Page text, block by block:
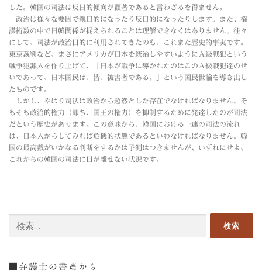
した。韓国の司法は反日的傾向が顕著であると言わざるを得ません。
政治は様々な要因で親日的になったり反日的になったりします。また、権
謀術数の中で日韓関係が捉えられることは理解できなくはありません。往々
にして、司法が政治目的に利用されてきたのも、これまた歴史的事実です。
東京裁判など、まさにアメリカが日本を統治しやすいようにＡ級戦犯という
戦争犯罪人を作り上げて、「日本が戦争に導かれたのはこのＡ級戦犯達のせ
いであって、日本国民は、皆、被害者である。」という国民世論を導き出し
たものです。
しかし、やはり司法は政治から超然とした存在でなければなりません。そ
もそも政治的権力（即ち、国王の権力）を抑制するために発達したのが司法
だという歴史があります。この意味から、韓国における一連の司法の流れ
は、日本人からしてみれば危機的状態であるといわなければなりません。韓
国の最高裁がいかなる判断をするかは予測はつきませんが、いずれにせよ、
これからの韓国の司法に目が離せない状況です。
索:
■弁護士の書斎から